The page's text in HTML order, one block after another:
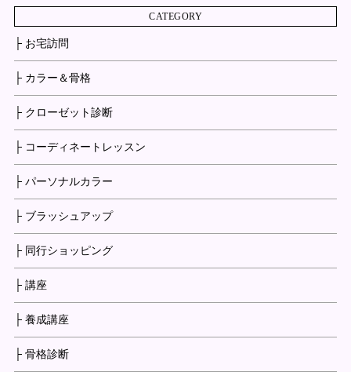
CATEGORY
├ お宅訪問
├ カラー＆骨格
├ クローゼット診断
├ コーディネートレッスン
├ パーソナルカラー
├ ブラッシュアップ
├ 同行ショッピング
├ 講座
├ 養成講座
├ 骨格診断